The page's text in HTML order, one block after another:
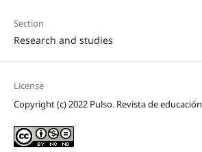
Section
Research and studies
License
Copyright (c) 2022 Pulso. Revista de educación